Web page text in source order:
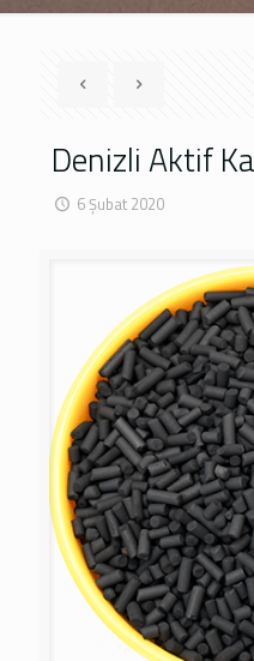
Denizli Aktif
6 Şubat 2020